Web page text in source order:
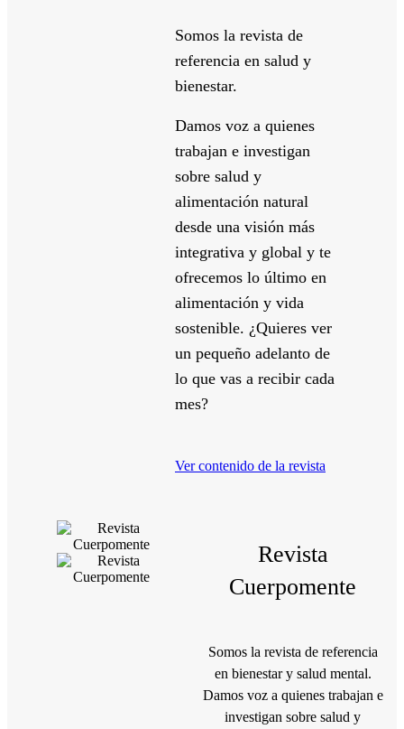
Somos la revista de
referencia en salud y
bienestar.
Damos voz a quienes
trabajan e investigan
sobre salud y
alimentación natural
desde una visión más
integrativa y global y te
ofrecemos lo último en
alimentación y vida
sostenible. ¿Quieres ver
un pequeño adelanto de
lo que vas a recibir cada
mes?
Ver contenido de la revista
Revista
Cuerpomente
Somos la revista de referencia
en bienestar y salud mental.
Damos voz a quienes trabajan e
investigan sobre salud y